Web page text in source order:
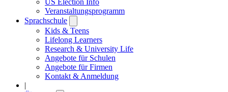
Veranstaltungsprogramm
Sprachschule
submenu
Kids & Teens
Lifelong Learners
Research & University Life
Angebote für Schulen
Angebote für Firmen
Kontakt & Anmeldung
|